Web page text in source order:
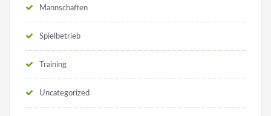
Mannschaften
Spielbetrieb
Training
Uncategorized